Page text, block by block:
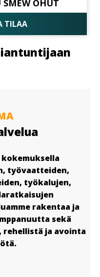
SMEW OHUT
TILAA
kokemuksella
työvaatteiden,
työkalujen,
rakentaa ja
sekä
rehellistä ja avointa